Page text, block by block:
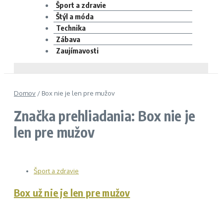
Šport a zdravie
Štýl a móda
Technika
Zábava
Zaujímavosti
Domov / Box nie je len pre mužov
Značka prehliadania: Box nie je
len pre mužov
Šport a zdravie
Box už nie je len pre mužov